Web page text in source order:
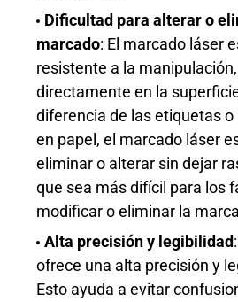
Dificultad para alterar o
marcado: El marcado láser
resistente a la
directamente en la
diferencia de las etiquetas
en papel, el marcado láser
eliminar o alterar sin dejar
que sea más difícil para los
modificar o eliminar la
Alta precisión y legibilidad
ofrece una alta precisión y
Esto ayuda a evitar